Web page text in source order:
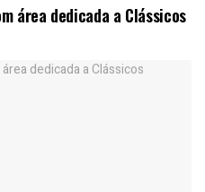
área dedicada a Clássicos